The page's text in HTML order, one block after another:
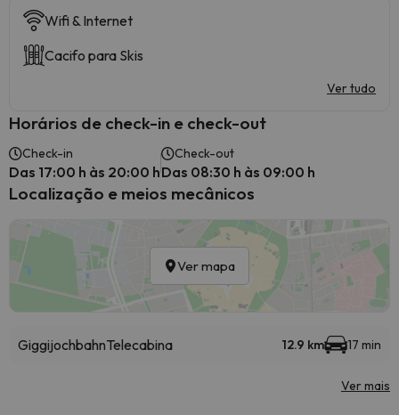
Wifi & Internet
Cacifo para Skis
Ver tudo
Horários de check-in e check-out
Check-in
Das 17:00 h às 20:00 h
Check-out
Das 08:30 h às 09:00 h
Localização e meios mecânicos
Ver mapa
GiggijochbahnTelecabina 12.9 km 17 min
Ver mais